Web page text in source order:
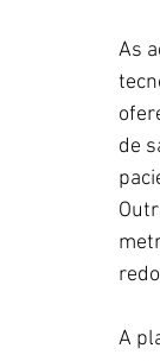
As
de
A